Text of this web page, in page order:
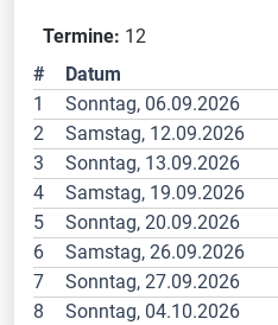
Termine: 12
#
Datum
1
Sonntag, 06.09.2026
2
Samstag, 12.09.2026
3
Sonntag, 13.09.2026
4
Samstag, 19.09.2026
5
Sonntag, 20.09.2026
6
Samstag, 26.09.2026
7
Sonntag, 27.09.2026
8
Sonntag, 04.10.2026